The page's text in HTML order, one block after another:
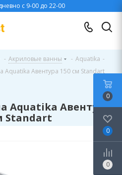
с 9-00 до 22-00
- Акриловые ванны - Aquatika -
Aquatika Авентура 150 см Standart
Aquatika Авентура
Standart
0
0
0